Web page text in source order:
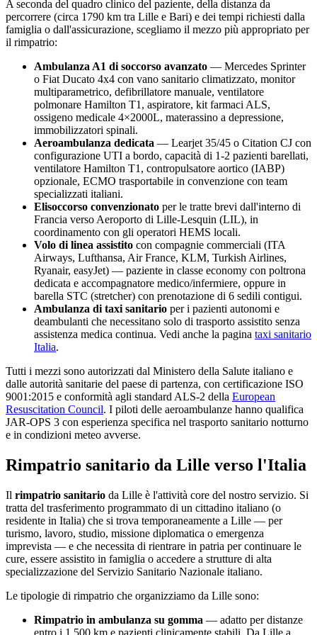
A seconda del quadro clinico del paziente, della distanza da
percorrere (circa 1790 km tra Lille e Bari) e dei tempi richiesti dalla
famiglia o dall'assicurazione, scegliamo il mezzo più appropriato per
il rimpatrio:
Ambulanza A1 di soccorso avanzato — Mercedes Sprinter
o Fiat Ducato 4x4 con vano sanitario climatizzato, monitor
multiparametrico, defibrillatore manuale, ventilatore
polmonare Hamilton T1, aspiratore, kit farmaci ALS,
ossigeno medicale 4×2000L, materassino a depressione,
immobilizzatori spinali.
Aeroambulanza dedicata — Learjet 35/45 o Citation CJ con
configurazione UTI a bordo, capacità di 1-2 pazienti barellati,
ventilatore Hamilton T1, contropulsatore aortico (IABP)
opzionale, ECMO trasportabile in convenzione con team
specializzati italiani.
Elisoccorso convenzionato per le tratte brevi dall'interno di
Francia versoAeroporto di Lille-Lesquin (LIL), in
coordinamento con gli operatori HEMS locali.
Volo di linea assistito con compagnie commerciali (ITA
Airways, Lufthansa, Air France, KLM, Turkish Airlines,
Ryanair, easyJet) — paziente in classe economy con poltrona
dedicata e accompagnatore medico/infermiere, oppure in
barella STC (stretcher) con prenotazione di 6 sedili contigui.
Ambulanza di taxi sanitario per i pazienti autonomi e
deambulanti che necessitano solo di trasporto assistito senza
assistenza medica continua. Vedi anche la pagina taxi sanitario
Italia.
Tutti i mezzi sono autorizzati dal Ministero della Salute italiano e
dalle autorità sanitarie del paese di partenza, con certificazione ISO
9001:2015 e conformità agli standard ALS-2 della European
Resuscitation Council. I piloti delle aeroambulanze hanno qualifica
JAR-OPS 3 con esperienza specifica nel trasporto sanitario notturno
e in condizioni meteo avverse.
Rimpatrio sanitario da Lille verso l'Italia
Il rimpatrio sanitario da Lille è l'attività core del nostro servizio. Si
tratta del trasferimento programmato di un cittadino italiano (o
residente in Italia) che si trova temporaneamente a Lille — per
turismo, lavoro, studio, missione diplomatica o emergenza
imprevista — e che necessita di rientrare in patria per continuare le
cure, essere assistito in famiglia o accedere a strutture di alta
specializzazione del Servizio Sanitario Nazionale italiano.
Le tipologie di rimpatrio che organizziamo da Lille sono:
Rimpatrio in ambulanza su gomma — adatto per distanze